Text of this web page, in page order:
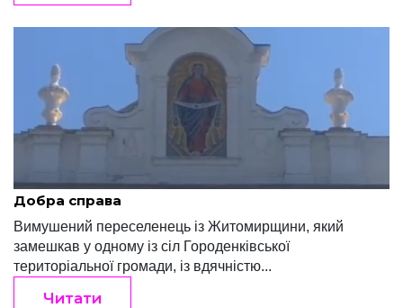
Редакція "Край" Травень 5, 2022
Добра справа
Вимушений переселенець із Житомирщини, який
замешкав у одному із сіл Городенківської
територіальної громади, із вдячністю...
Читати